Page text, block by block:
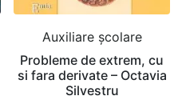
Auxiliare şcolare
Probleme de extrem, cu
si fara derivate – Octavia
Silvestru